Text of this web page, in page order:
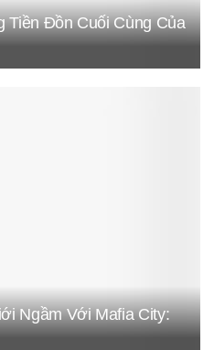
Tiền Đồn Cuối Cùng Của
Ngầm Với Mafia City: